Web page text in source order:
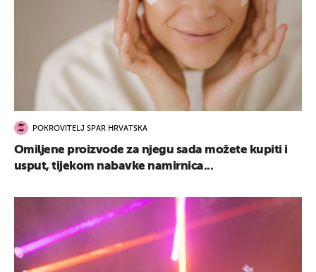
POKROVITELJ SPAR HRVATSKA
Omiljene proizvode za njegu sada možete kupiti i
usput, tijekom nabavke namirnica...